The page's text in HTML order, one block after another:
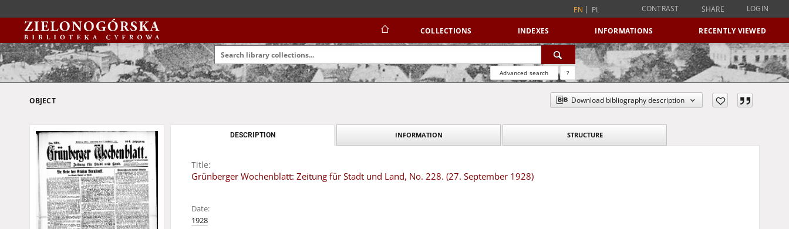
EN PL CONTRAST SHARE LOGIN
COLLECTIONS INDEXES INFORMATIONS RECENTLY VIEWED
Advanced search ?
OBJECT Download bibliography description
DESCRIPTION INFORMATION STRUCTURE
Title:
Grünberger Wochenblatt: Zeitung für Stadt und Land, No. 228. (27. September 1928)
Date:
1928